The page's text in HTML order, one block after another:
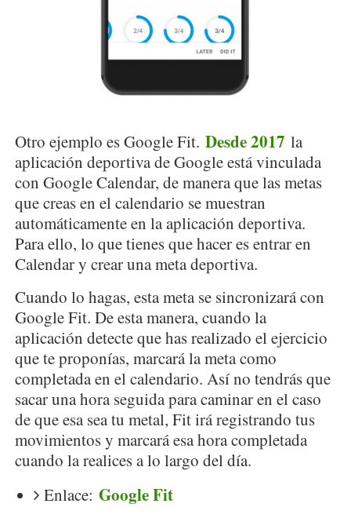
Otro ejemplo es Google Fit. Desde 2017 la
aplicación deportiva de Google está vinculada
con Google Calendar, de manera que las metas
que creas en el calendario se muestran
automáticamente en la aplicación deportiva.
Para ello, lo que tienes que hacer es entrar en
Calendar y crear una meta deportiva.
Cuando lo hagas, esta meta se sincronizará con
Google Fit. De esta manera, cuando la
aplicación detecte que has realizado el ejercicio
que te proponías, marcará la meta como
completada en el calendario. Así no tendrás que
sacar una hora seguida para caminar en el caso
de que esa sea tu metal, Fit irá registrando tus
movimientos y marcará esa hora completada
cuando la realices a lo largo del día.
Enlace: Google Fit